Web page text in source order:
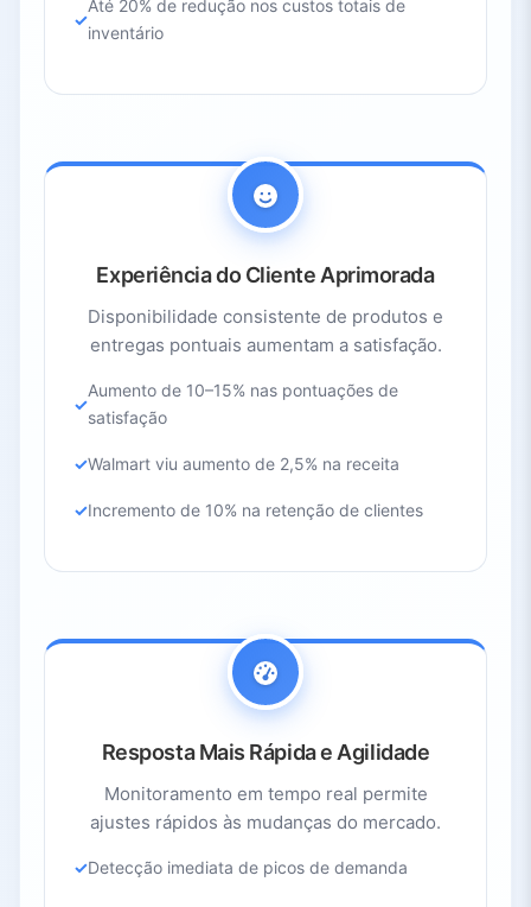
Até 20% de redução nos custos totais de
inventário
Experiência do Cliente Aprimorada
Disponibilidade consistente de produtos e
entregas pontuais aumentam a satisfação.
Aumento de 10–15% nas pontuações de
satisfação
Walmart viu aumento de 2,5% na receita
Incremento de 10% na retenção de clientes
Resposta Mais Rápida e Agilidade
Monitoramento em tempo real permite
ajustes rápidos às mudanças do mercado.
Detecção imediata de picos de demanda